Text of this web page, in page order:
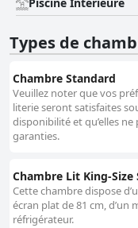
Types de
Chambre Standard
Veuillez noter que vos
literie seront satisfaites
disponibilité et qu’elles
garanties.
Chambre Lit King-Size
Cette chambre dispose
écran plat de 81 cm, d’un
réfrigérateur.